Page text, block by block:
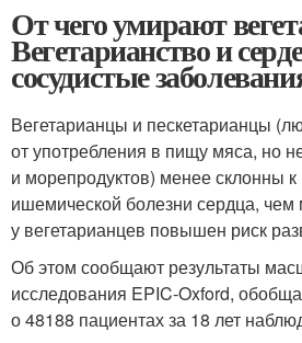
От чего умирают
Вегетарианство и
сосудистые
Вегетарианцы и пескетарианцы
от употребления в пищу мяса, но
и морепродуктов) менее склонны
ишемической болезни сердца,
у вегетарианцев повышен риск
Об этом сообщают результаты
исследования EPIC-Oxford,
о 48188 пациентах за 18 лет